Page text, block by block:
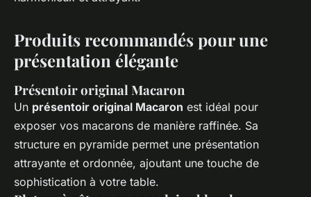
Produits recommandés pour une
présentation élégante
Présentoir original Macaron
Un présentoir original Macaron est idéal pour
exposer vos macarons de manière raffinée. Sa
structure en pyramide permet une présentation
attrayante et ordonnée, ajoutant une touche de
sophistication à votre table.